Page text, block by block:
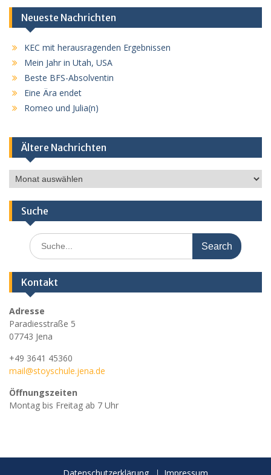
Neueste Nachrichten
KEC mit herausragenden Ergebnissen
Mein Jahr in Utah, USA
Beste BFS-Absolventin
Eine Ära endet
Romeo und Julia(n)
Ältere Nachrichten
Ältere
Nachrichten
Suche
Search
for:
Kontakt
Adresse
Paradiesstraße 5
07743 Jena
+49 3641 45360
mail@stoyschule.jena.de
Öffnungszeiten
Montag bis Freitag ab 7 Uhr